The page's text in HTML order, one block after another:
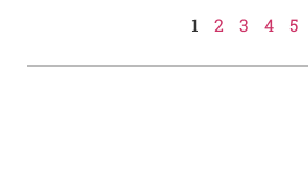
1 2 3 4 5